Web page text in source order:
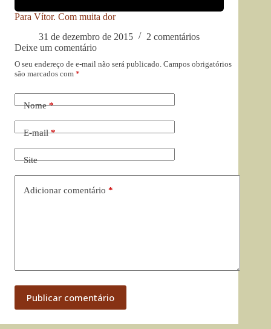
Para Vítor. Com muita dor
31 de dezembro de 2015
2 comentários
Deixe um comentário
O seu endereço de e-mail não será publicado. Campos obrigatórios
são marcados com *
Nome*
E-mail*
Site
Adicionar comentário *
Publicar comentário